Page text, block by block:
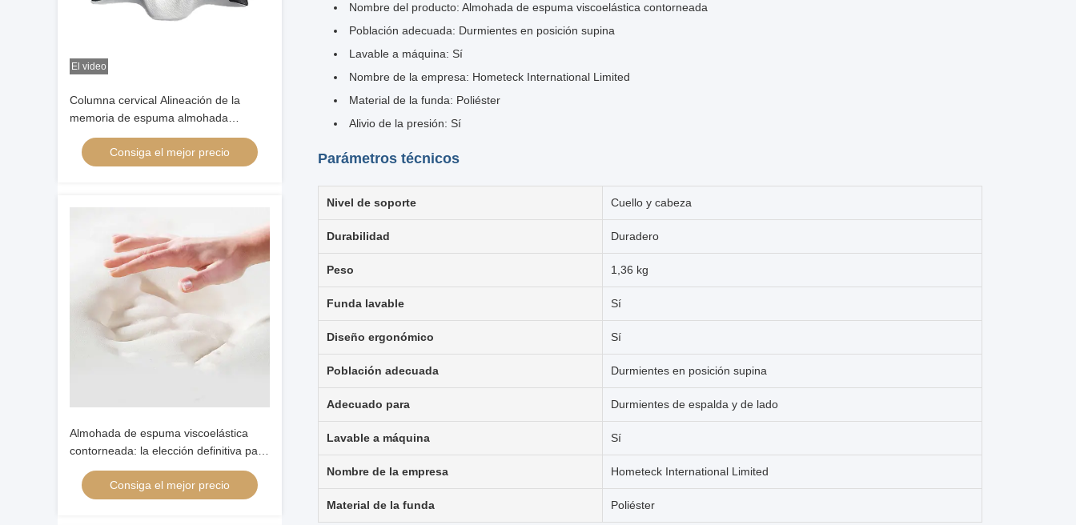
El video
Columna cervical Alineación de la
memoria de espuma almohada
contorno ergonómico en forma de
mariposaConsiga el mejor precio
Almohada de espuma viscoelástica
contorneada: la elección definitiva para
la alineación del cuello y la cabeza de
quienes duermen boca arriba
Consiga el mejor precio
Nombre del producto: Almohada de espuma viscoelástica contorneada
Población adecuada: Durmientes en posición supina
Lavable a máquina: Sí
Nombre de la empresa: Hometeck International Limited
Material de la funda: Poliéster
Alivio de la presión: Sí
Parámetros técnicos
Nivel de soporte Cuello y cabeza
Durabilidad Duradero
Peso 1,36 kg
Funda lavable Sí
Diseño ergonómico Sí
Población adecuada Durmientes en posición supina
Adecuado para Durmientes de espalda y de lado
Lavable a máquina Sí
Nombre de la empresa Hometeck International Limited
Material de la funda Poliéster